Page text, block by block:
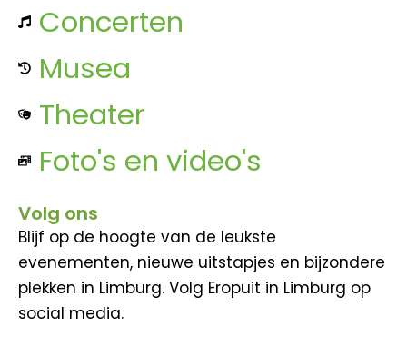
Concerten
Musea
Theater
Foto's en video's
Volg ons
Blijf op de hoogte van de leukste
evenementen, nieuwe uitstapjes en bijzondere
plekken in Limburg. Volg Eropuit in Limburg op
social media.